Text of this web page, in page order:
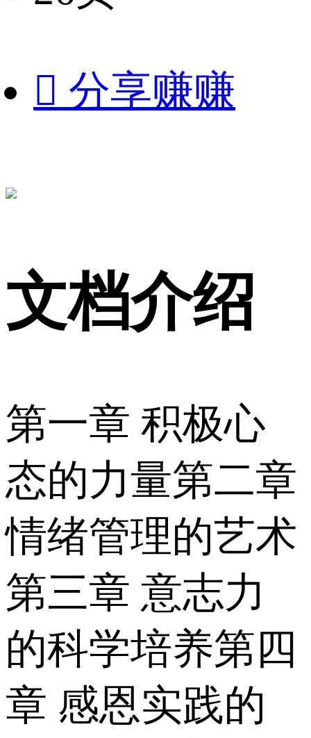
 分享赚赚
文档介绍
第一章 积极心
态的力量第二章
情绪管理的艺术
第三章 意志力
的科学培养第四
章 感恩实践的